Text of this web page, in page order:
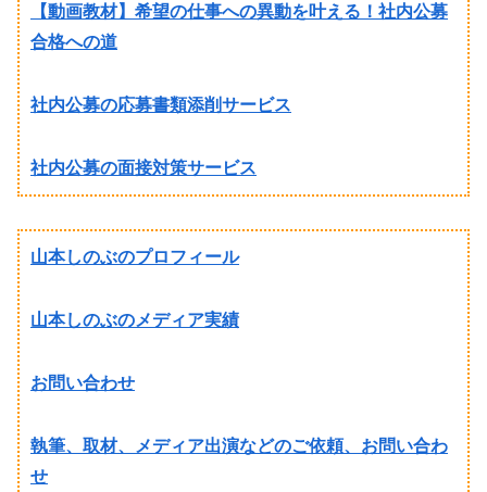
【動画教材】希望の仕事への異動を叶える！社内公募
合格への道
社内公募の応募書類添削サービス
社内公募の面接対策サービス
山本しのぶのプロフィール
山本しのぶのメディア実績
お問い合わせ
執筆、取材、メディア出演などのご依頼、お問い合わ
せ